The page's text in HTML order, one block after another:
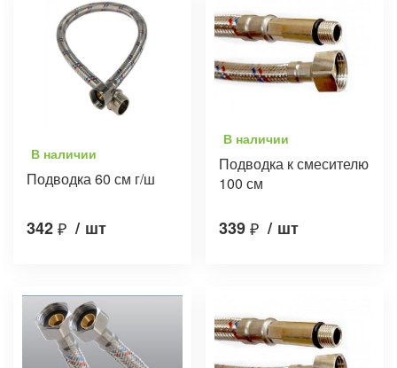
В наличии
Подводка 60 см г/ш
342₽ / шт
В наличии
Подводка к смесителю
100 см
339₽ / шт